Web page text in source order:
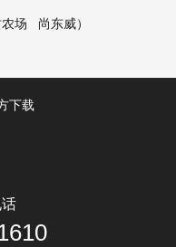
农场 尚东威）
下载